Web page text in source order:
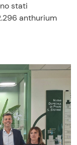
stati
anthurium